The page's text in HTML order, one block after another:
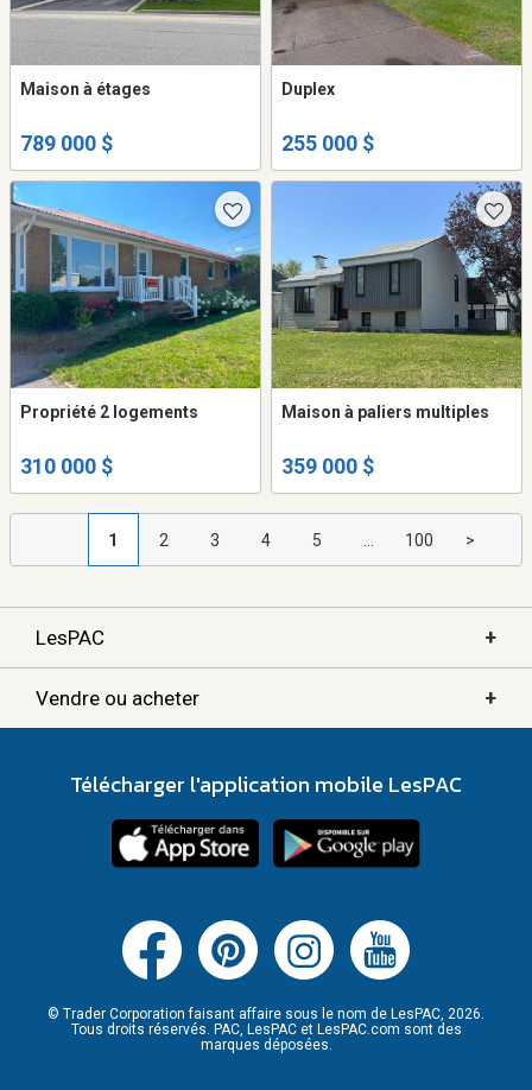
Maison à étages
789 000 $
Duplex
255 000 $
Propriété 2 logements
310 000 $
Maison à paliers multiples
359 000 $
1 2 3 4 5 100 >
LesPAC +
Vendre ou acheter +
Télécharger l'application mobile LesPAC
© Trader Corporation faisant affaire sous le nom de LesPAC, 2026.
Tous droits réservés. PAC, LesPAC et LesPAC.com sont des
marques déposées.